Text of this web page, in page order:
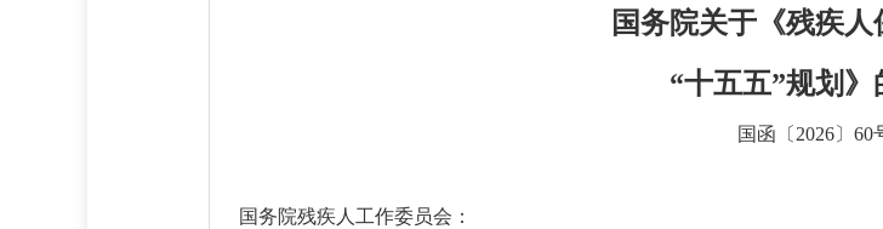
国务院关于《残疾人
“十五五”规划》
国函〔2026〕60
国务院残疾人工作委员会：